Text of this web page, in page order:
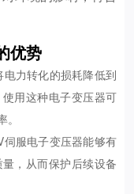
优势
力转化的损耗降低到
用这种电子变压器可
服电子变压器能够有
，从而保护后续设备